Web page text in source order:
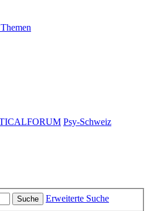
Psy-Schweiz
Suche
Erweiterte Suche